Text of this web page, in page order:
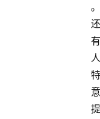
。
还
有
人
特
意
提